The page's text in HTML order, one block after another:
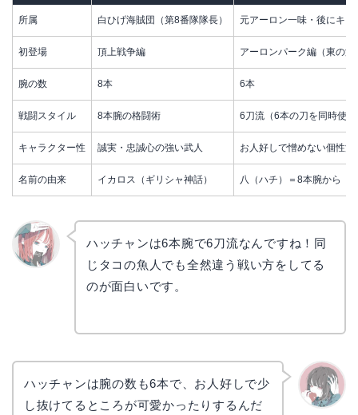
所属 白ひげ海賊団（第8番隊隊長） 元アーロン一味・後にキ
初登場 頂上戦争編 アーロンパーク編（東の海
腕の数 8本 6本
戦闘スタイル 8本腕の格闘術 6刀流（6本の刀を同時使
キャラクター性 誠実・忠誠心の強い武人 お人好しで憎めない個性派
名前の由来 イカロス（ギリシャ神話） 八（ハチ）＝8本腕から
ハッチャンは6本腕で6刀流なんですね！同
じタコの魚人でも全然違う戦い方をしてる
のが面白いです。
ハッチャンは腕の数も6本で、お人好しで少
し抜けてるところが可愛かったりするんだ